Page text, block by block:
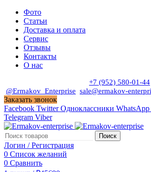
Фото
Статьи
Доставка и оплата
Сервис
Отзывы
Контакты
О нас
+7 (952) 580-01-44
@Ermakov_Enterprise sale@ermakov-
Заказать звонок
Facebook Twitter Одноклассники WhatsApp
Telegram Viber
Поиск
Логин / Регистрация
0 Список желаний
0 Сравнить